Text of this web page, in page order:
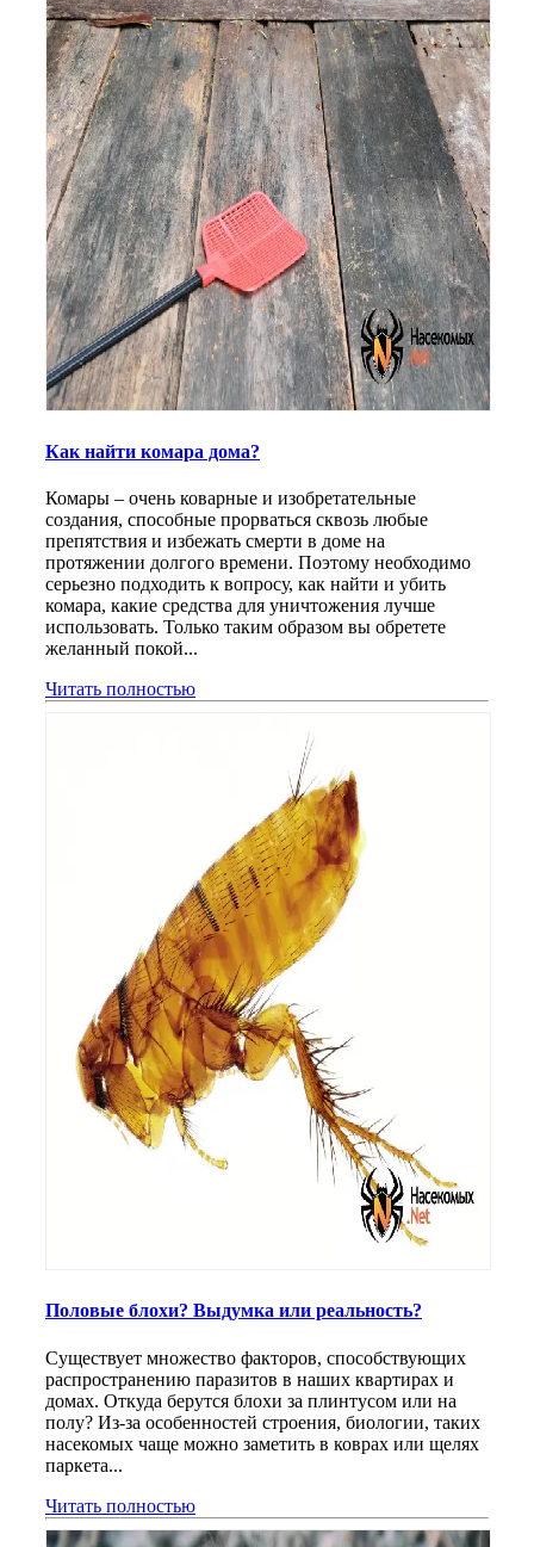
Как найти комара дома?
Комары – очень коварные и изобретательные
создания, способные прорваться сквозь любые
препятствия и избежать смерти в доме на
протяжении долгого времени. Поэтому необходимо
серьезно подходить к вопросу, как найти и убить
комара, какие средства для уничтожения лучше
использовать. Только таким образом вы обретете
желанный покой...
Читать полностью
Половые блохи? Выдумка или реальность?
Существует множество факторов, способствующих
распространению паразитов в наших квартирах и
домах. Откуда берутся блохи за плинтусом или на
полу? Из-за особенностей строения, биологии, таких
насекомых чаще можно заметить в коврах или щелях
паркета...
Читать полностью